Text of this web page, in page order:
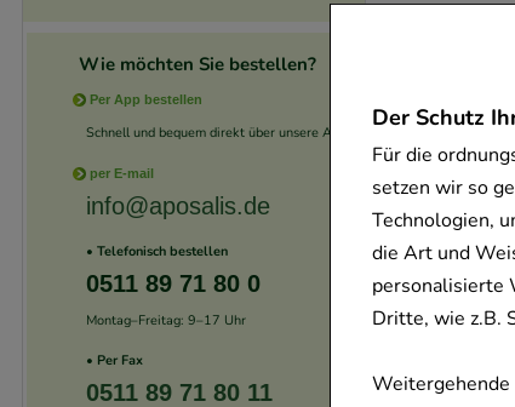
Der Schutz
Für die
setzen wir so
Technologien,
die Art und
personalisierte
Dritte, wie z.B.
Weitergehende
Wie möchten Sie bestellen?
Per App bestellen
Schnell und bequem direkt über unsere App.
per E-mail
info@aposalis.de
• Telefonisch bestellen
0511 89 71 80 0
Montag–Freitag: 9–17 Uhr
• Per Fax
0511 89 71 80 11